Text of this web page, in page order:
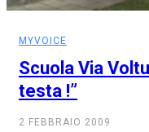
MYVOICE
Scuola Via
testa !”
2 FEBBRAIO 2009